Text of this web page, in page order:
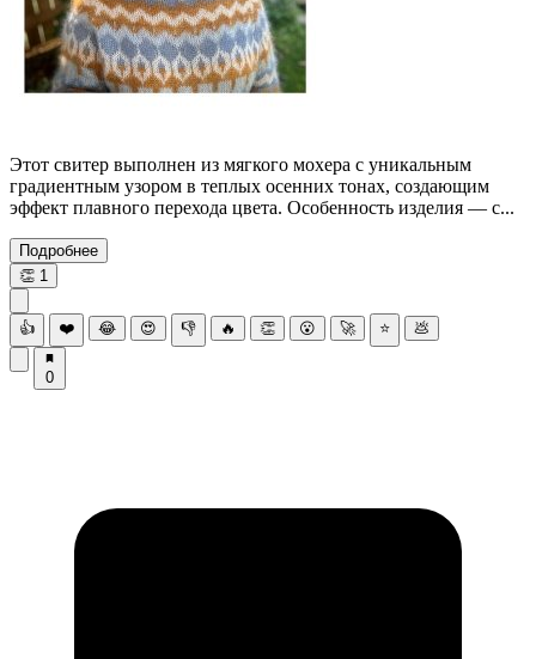
Этот свитер выполнен из мягкого мохера с уникальным
градиентным узором в теплых осенних тонах, создающим
эффект плавного перехода цвета. Особенность изделия — с...
Подробнее
👏 1
👍 ❤️ 😂 😍 👎 🔥 👏 😮 🚀 ⭐ 💩
0